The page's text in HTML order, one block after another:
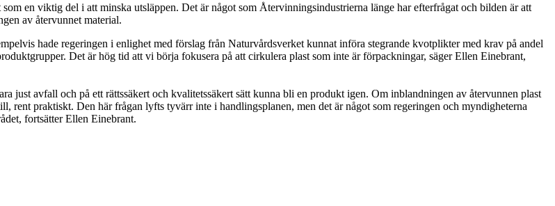
en viktig del i att minska utsläppen. Det är något som Återvinningsindustrierna länge har efterfrågat och bilden är att
av återvunnet material.
hade regeringen i enlighet med förslag från Naturvårdsverket kunnat införa stegrande kvotplikter med krav på andel
Det är hög tid att vi börja fokusera på att cirkulera plast som inte är förpackningar, säger Ellen Einebrant,
just avfall och på ett rättssäkert och kvalitetssäkert sätt kunna bli en produkt igen. Om inblandningen av återvunnen plast
rent praktiskt. Den här frågan lyfts tyvärr inte i handlingsplanen, men det är något som regeringen och myndigheterna
fortsätter Ellen Einebrant.